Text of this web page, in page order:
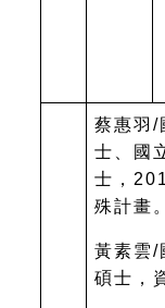
蔡惠羽/
士、國
士，
殊計畫。
黃素雲/
碩士，